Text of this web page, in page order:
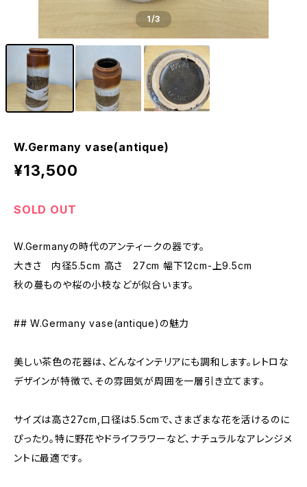
1/3
W.Germany vase(antique)
¥13,500
SOLD OUT
W.Germanyの時代のアンティークの器です。
大きさ 内径5.5cm 高さ 27cm 幅下12cm-上9.5cm
秋の蔓ものや桜の小枝などが似合います。
## W.Germany vase(antique)の魅力
美しい茶色の花器は、どんなインテリアにも調和します。レトロな
デザインが特徴で、その雰囲気が周囲を一層引き立てます。
サイズは高さ27cm,口径は5.5cmで、さまざまな花を活けるのに
ぴったり。特に野花やドライフラワーなど、ナチュラルなアレンジメ
ントに最適です。